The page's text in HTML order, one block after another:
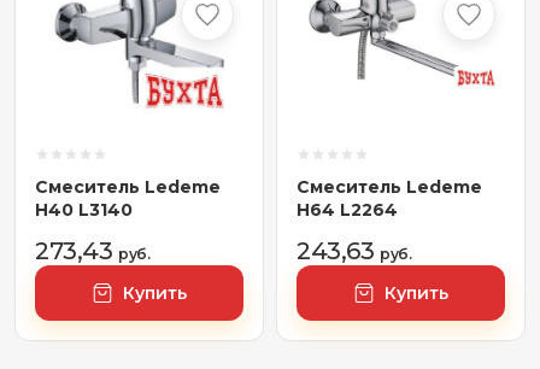
Смеситель Ledeme
H40 L3140
273,43 руб.
Купить
Смеситель Ledeme
H64 L2264
243,63 руб.
Купить